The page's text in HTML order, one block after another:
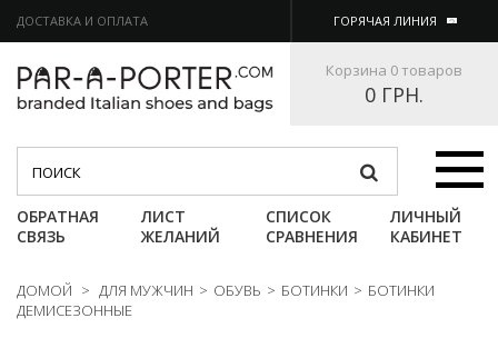
ДОСТАВКА И ОПЛАТА ГОРЯЧАЯ ЛИНИЯ
Корзина 0 товаров
0 ГРН.
Категории
ОБРАТНАЯ
СВЯЗЬ
ЛИСТ
ЖЕЛАНИЙ
СПИСОК
СРАВНЕНИЯ
ЛИЧНЫЙ
КАБИНЕТ
ДОМОЙ > ДЛЯ МУЖЧИН > ОБУВЬ > БОТИНКИ > БОТИНКИ
ДЕМИСЕЗОННЫЕ